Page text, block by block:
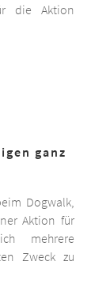
die Aktion
ganz
Dogwalk,
Aktion für
mehrere
Zweck zu